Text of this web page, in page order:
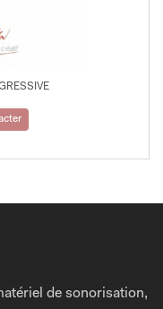
de sonorisation,